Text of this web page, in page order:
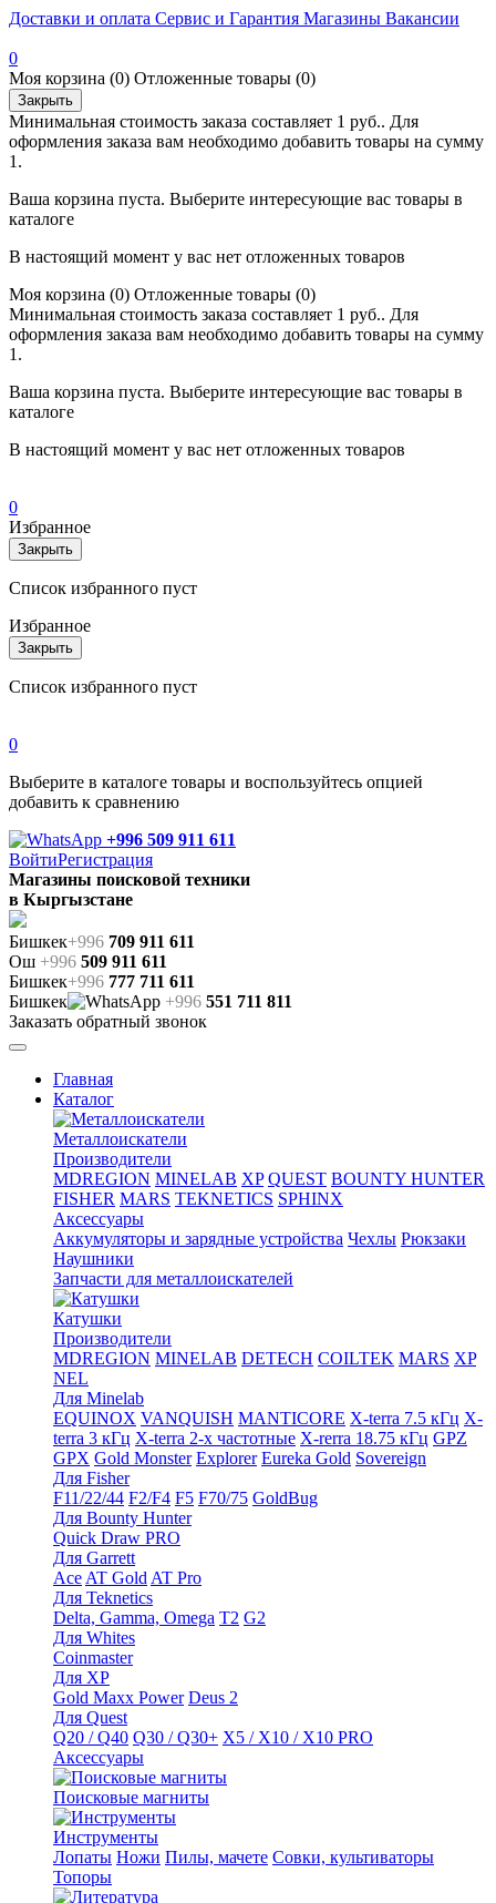
Доставки и оплата Сервис и Гарантия Магазины Вакансии
0
Моя корзина (0) Отложенные товары (0)
Закрыть
Минимальная стоимость заказа составляет 1 руб.. Для
оформления заказа вам необходимо добавить товары на сумму
1.
Ваша корзина пуста. Выберите интересующие вас товары в
каталоге
В настоящий момент у вас нет отложенных товаров
Моя корзина (0) Отложенные товары (0)
Минимальная стоимость заказа составляет 1 руб.. Для
оформления заказа вам необходимо добавить товары на сумму
1.
Ваша корзина пуста. Выберите интересующие вас товары в
каталоге
В настоящий момент у вас нет отложенных товаров
0
Избранное
Закрыть
Список избранного пуст
Избранное
Закрыть
Список избранного пуст
0
Выберите в каталоге товары и воспользуйтесь опцией
добавить к сравнению
+996 509 911 611
ВойтиРегистрация
Магазины поисковой техники
в Кыргызстане
Бишкек+996 709 911 611
Ош +996 509 911 611
Бишкек+996 777 711 611
Бишкек
+996 551 711 811
Заказать обратный звонок
Главная
Каталог
Металлоискатели
Производители
MDREGION MINELAB XP QUEST BOUNTY HUNTER
FISHER MARS TEKNETICS SPHINX
Аксессуары
Аккумуляторы и зарядные устройства Чехлы Рюкзаки
Наушники
Запчасти для металлоискателей
Катушки
Производители
MDREGION MINELAB DETECH COILTEK MARS XP
NEL
Для Minelab
EQUINOX VANQUISH MANTICORE X-terra 7.5 кГц X-
terra 3 кГц X-terra 2-х частотные X-rerra 18.75 кГц GPZ
GPX Gold Monster Explorer Eureka Gold Sovereign
Для Fisher
F11/22/44 F2/F4 F5 F70/75 GoldBug
Для Bounty Hunter
Quick Draw PRO
Для Garrett
Ace AT Gold AT Pro
Для Teknetics
Delta, Gamma, Omega Т2 G2
Для Whites
Coinmaster
Для XP
Gold Maxx Power Deus 2
Для Quest
Q20 / Q40 Q30 / Q30+ X5 / X10 / X10 PRO
Аксессуары
Поисковые магниты
Инструменты
Лопаты Ножи Пилы, мачете Совки, культиваторы
Топоры